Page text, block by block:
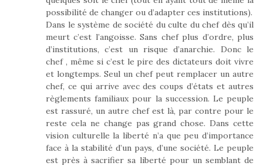
possibilité de changer ou d’adapter ces institutions).
Dans le système de société du culte du chef dès qu’il
meurt c’est l’angoisse. Sans chef plus d’ordre, plus
d’institutions, c’est un risque d’anarchie. Donc le
chef , même si c’est le pire des dictateurs doit vivre
et longtemps. Seul un chef peut remplacer un autre
chef, ce qui arrive avec des coups d’états et autres
règlements familiaux pour la succession. Le peuple
est rassuré, un autre chef est là, par contre pour le
reste cela ne change pas grand chose. Dans cette
vision culturelle la liberté n’a que peu d’importance
face à la stabilité d’un pays, d’une société. Le peuple
est près à sacrifier sa liberté pour un semblant de